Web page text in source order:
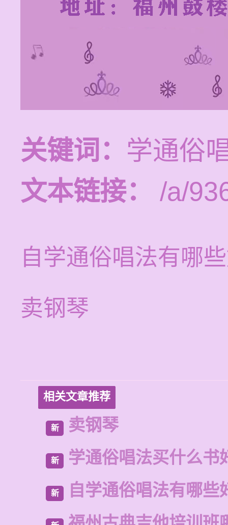
关键词： 学通俗
文本链接：
/a/
自学通俗唱法有哪
卖钢琴
相关文章推荐
新 卖钢琴
新 学通俗唱法买什么书
新 自学通俗唱法有哪些